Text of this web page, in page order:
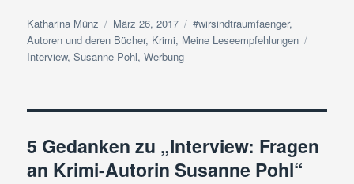
Autor
Katharina Münz
Veröffentlicht
am
März 26, 2017 Kategorien
#wirsindtraumfaenger,
Autoren und deren Bücher, Krimi, Meine Leseempfehlungen
Interview,Susanne Pohl,Werbung
5 Gedanken zu „Interview: Fragen
an Krimi-Autorin Susanne Pohl“